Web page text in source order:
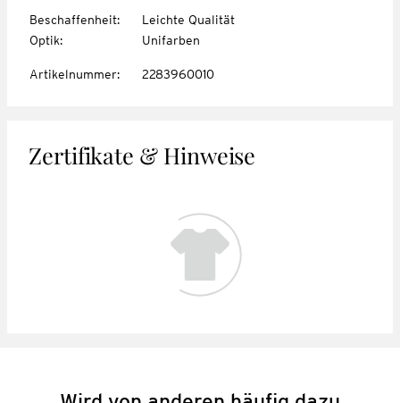
Beschaffenheit:
Leichte Qualität
Optik: Unifarben
Artikelnummer: 2283960010
Zertifikate & Hinweise